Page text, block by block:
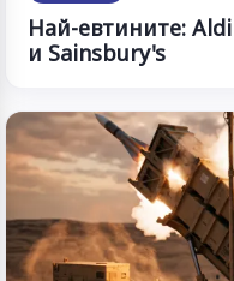
Най-евтините:
и Sainsbury's